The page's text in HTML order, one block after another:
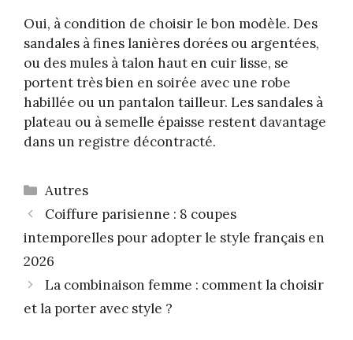
Oui, à condition de choisir le bon modèle. Des
sandales à fines lanières dorées ou argentées,
ou des mules à talon haut en cuir lisse, se
portent très bien en soirée avec une robe
habillée ou un pantalon tailleur. Les sandales à
plateau ou à semelle épaisse restent davantage
dans un registre décontracté.
Catégories
Autres
Coiffure parisienne : 8 coupes
intemporelles pour adopter le style français en
2026
La combinaison femme : comment la choisir
et la porter avec style ?